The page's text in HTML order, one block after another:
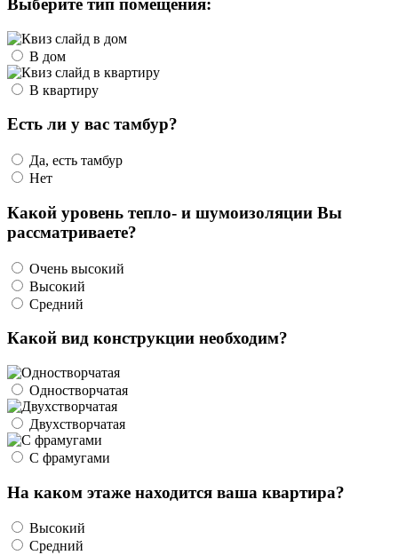
Выберите тип помещения:
В дом
В квартиру
Есть ли у вас тамбур?
Да, есть тамбур
Нет
Какой уровень тепло- и шумоизоляции Вы
рассматриваете?
Очень высокий
Высокий
Средний
Какой вид конструкции необходим?
Одностворчатая
Двухстворчатая
С фрамугами
На каком этаже находится ваша квартира?
Высокий
Средний